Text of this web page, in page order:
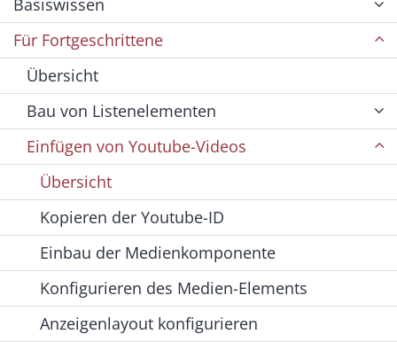
Basiswissen
Für Fortgeschrittene
Übersicht
Bau von Listenelementen
Einfügen von Youtube-Videos
Übersicht
Kopieren der Youtube-ID
Einbau der Medienkomponente
Konfigurieren des Medien-Elements
Anzeigenlayout konfigurieren